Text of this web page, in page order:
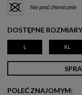
Nie prać chemicznie
DOSTĘPNE
L XL
POLEĆ ZNAJOMYM: